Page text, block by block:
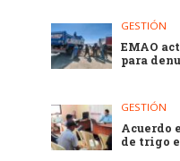
GESTIÓN
EMAO
para
GESTIÓN
Acuerdo
de trigo